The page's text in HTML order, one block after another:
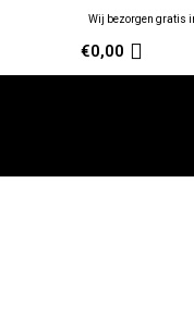
Wij bezorgen gratis in
€0,00